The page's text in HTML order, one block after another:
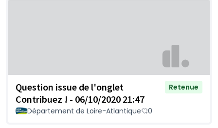
Question issue de l'onglet
Contribuez ! - 06/10/2020 21:47
Retenue
Département de Loire-Atlantique 0